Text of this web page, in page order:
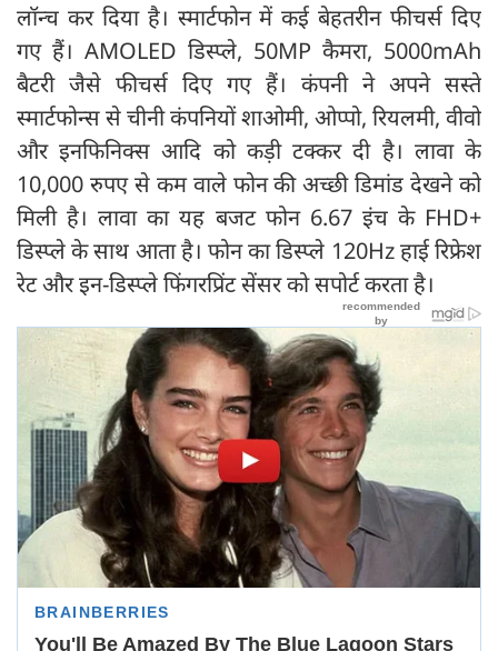
लॉन्च कर दिया है। स्मार्टफोन में कई बेहतरीन फीचर्स दिए
गए हैं। AMOLED डिस्प्ले, 50MP कैमरा, 5000mAh
बैटरी जैसे फीचर्स दिए गए हैं। कंपनी ने अपने सस्ते
स्मार्टफोन्स से चीनी कंपनियों शाओमी, ओप्पो, रियलमी, वीवो
और इनफिनिक्स आदि को कड़ी टक्कर दी है। लावा के
10,000 रुपए से कम वाले फोन की अच्छी डिमांड देखने को
मिली है। लावा का यह बजट फोन 6.67 इंच के FHD+
डिस्प्ले के साथ आता है। फोन का डिस्प्ले 120Hz हाई रिफ्रेश
रेट और इन-डिस्प्ले फिंगरप्रिंट सेंसर को सपोर्ट करता है।